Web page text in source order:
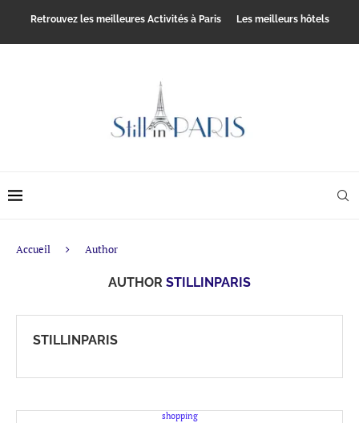
Retrouvez les meilleures Activités à Paris Les meilleurs hôtels
Accueil Author
AUTHOR STILLINPARIS
STILLINPARIS
shopping